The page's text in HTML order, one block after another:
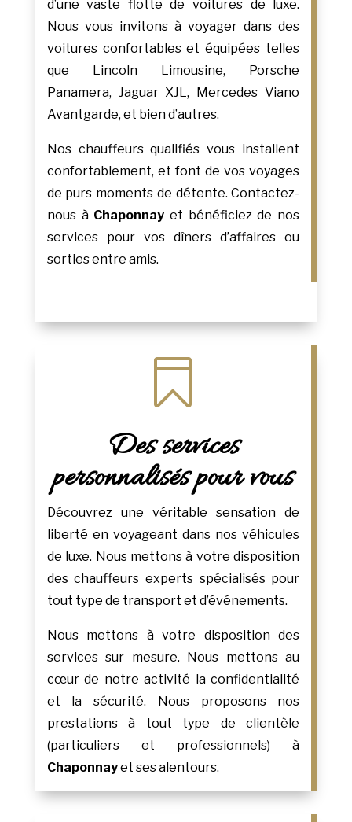
d’une vaste flotte de voitures de luxe.
Nous vous invitons à voyager dans des
voitures confortables et équipées telles
que Lincoln Limousine, Porsche
Panamera, Jaguar XJL, Mercedes Viano
Avantgarde, et bien d’autres.
Nos chauffeurs qualifiés vous installent
confortablement, et font de vos voyages
de purs moments de détente. Contactez-
nous à Chaponnay et bénéficiez de nos
services pour vos dîners d’affaires ou
sorties entre amis.

Des services
personnalisés pour vous
Découvrez une véritable sensation de
liberté en voyageant dans nos véhicules
de luxe. Nous mettons à votre disposition
des chauffeurs experts spécialisés pour
tout type de transport et d’événements.
Nous mettons à votre disposition des
services sur mesure. Nous mettons au
cœur de notre activité la confidentialité
et la sécurité. Nous proposons nos
prestations à tout type de clientèle
(particuliers et professionnels) à
Chaponnayet ses alentours.